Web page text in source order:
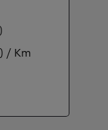
/ Km